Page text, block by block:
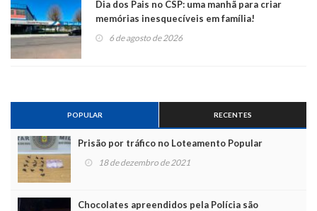
Dia dos Pais no CSP: uma manhã para criar
memórias inesquecíveis em família!
6 de agosto de 2026
POPULAR RECENTES
Prisão por tráfico no Loteamento Popular
18 de dezembro de 2021
Chocolates apreendidos pela Polícia são